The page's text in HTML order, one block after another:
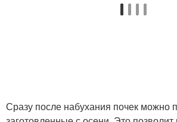
Сразу после набухания почек можно